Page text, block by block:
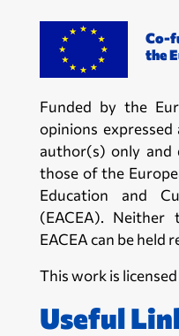
Co-
the
Funded by the
opinions
author(s) only and
those of the
Education and
(EACEA). Neither
EACEA can be held
This work is
Useful